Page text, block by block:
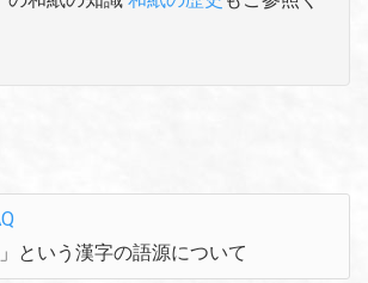
という漢字の語源について